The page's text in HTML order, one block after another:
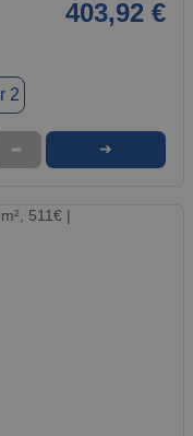
403,92 €
2
➦ ➜